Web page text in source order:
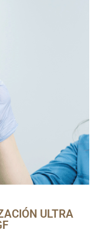
ULTRA